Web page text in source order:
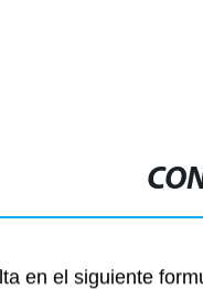
en el siguiente